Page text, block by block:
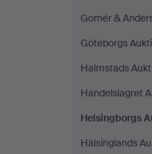
Gomér &
Göteborgs
Halmstads
Handelslagret
Helsingborgs
Hälsinglands